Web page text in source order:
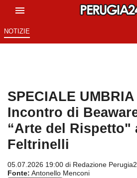
NOTIZIE
SPECIALE
Incontro di
“Arte del Rispetto"
Feltrinelli
05.07.2026 19:00 di Redazione
Fonte: Antonello Menconi